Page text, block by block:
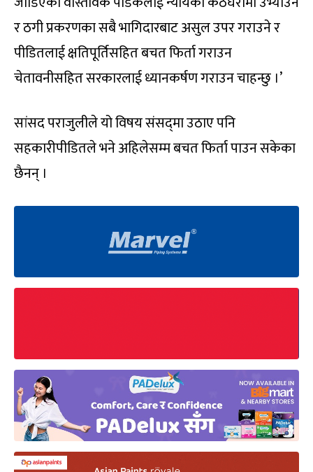
र ठगी प्रकरणका सबै भागिदारबाट असुल उपर गराउने र
पीडितलाई क्षतिपूर्तिसहित बचत फिर्ता गराउन
चेतावनीसहित सरकारलाई ध्यानकर्षण गराउन चाहन्छु ।’
सांसद पराजुलीले यो विषय संसद्‌मा उठाए पनि
सहकारीपीडितले भने अहिलेसम्म बचत फिर्ता पाउन सकेका
छैनन् ।